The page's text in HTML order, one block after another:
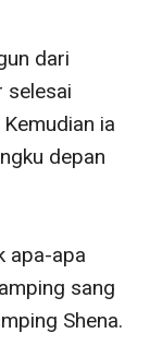
dari
selesai
ia
depan
apa-apa
sang
Shena.